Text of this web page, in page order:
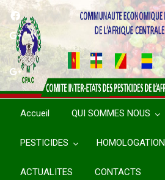
Aller
contenu
principal
Accueil QUI SOMMES NOUS
PESTICIDES HOMOLOGATION
ACTUALITES CONTACTS